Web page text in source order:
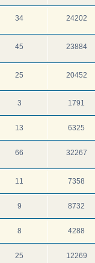
34 24202
45 23884
25 20452
3 1791
13 6325
66 32267
11 7358
9 8732
8 4288
25 12269